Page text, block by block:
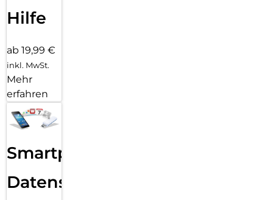
Hilfe
ab 19,99 €
inkl. MwSt.
Mehr
erfahren
Smartphone
Datensicherung